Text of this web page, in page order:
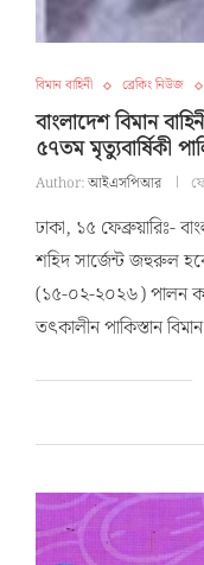
বিমান বাহিনী ব্রেকিং নিউজ
বাংলাদেশ বিমান
৫৭তম মৃত্যুবার্ষিকী
Author:আইএসপিআর
ঢাকা, ১৫ ফেব্রুয়ারিঃ-
শহিদ সার্জেন্ট জহুরুল
(১৫-০২-২০২৬) পালন
তৎকালীন পাকিস্তান